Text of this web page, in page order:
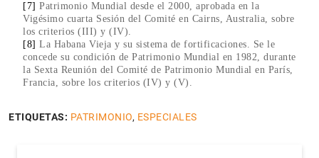
[7] Patrimonio Mundial desde el 2000, aprobada en la
Vigésimo cuarta Sesión del Comité en Cairns, Australia, sobre
los criterios (III) y (IV).
[8] La Habana Vieja y su sistema de fortificaciones. Se le
concede su condición de Patrimonio Mundial en 1982, durante
la Sexta Reunión del Comité de Patrimonio Mundial en París,
Francia, sobre los criterios (IV) y (V).
ETIQUETAS: PATRIMONIO, ESPECIALES